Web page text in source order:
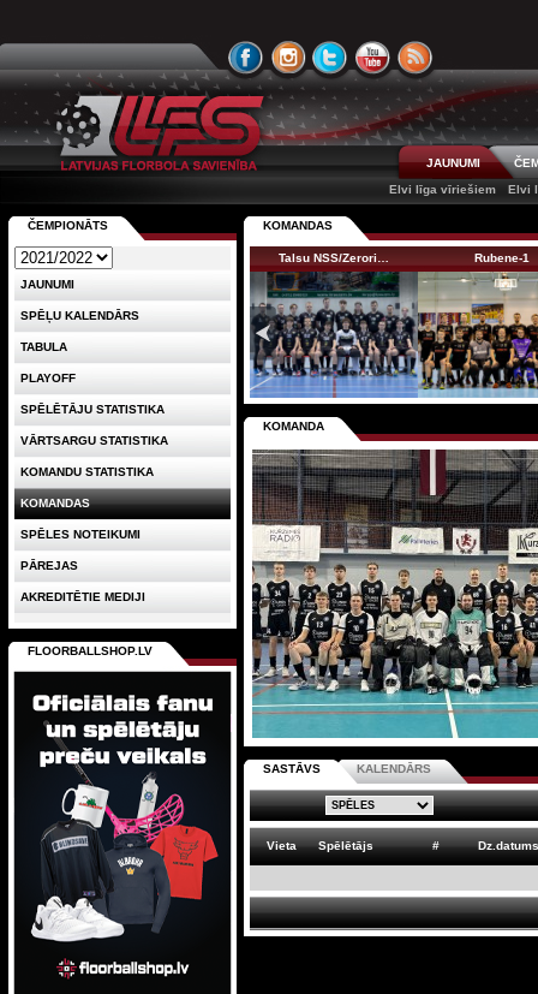
JAUNUMI
Elvi līga vīriešiem
Elvi
KOMANDAS
Talsu NSS/Zerori… Rubene-1
KOMANDA
SASTĀVS KALENDĀRS
Vieta Spēlētājs # Dz.datums
ČEMPIONĀTS
JAUNUMI
SPĒĻU KALENDĀRS
TABULA
PLAYOFF
SPĒLĒTĀJU STATISTIKA
VĀRTSARGU STATISTIKA
KOMANDU STATISTIKA
KOMANDAS
SPĒLES NOTEIKUMI
PĀREJAS
AKREDITĒTIE MEDIJI
FLOORBALLSHOP.LV